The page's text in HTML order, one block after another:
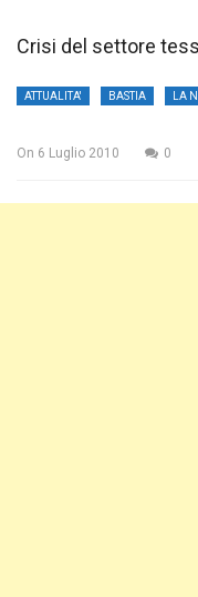
Crisi del settore
ATTUALITA' BASTIA LA
On 6 Luglio 2010 0